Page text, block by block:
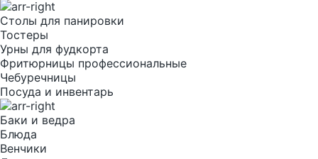
Столы для панировки
Тостеры
Урны для фудкорта
Фритюрницы профессиональные
Чебуречницы
Посуда и инвентарь
Баки и ведра
Блюда
Венчики